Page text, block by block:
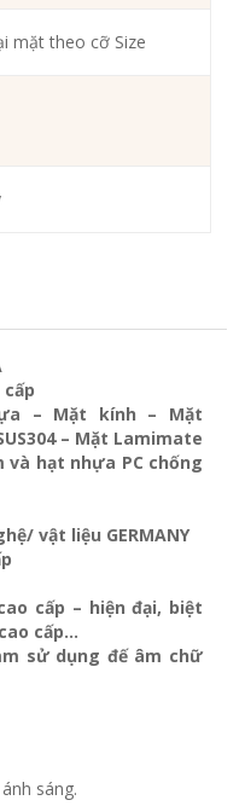
mặt theo cỡ Size
– Mặt kính – Mặt
– Mặt Lamimate
và hạt nhựa PC chống
vật liệu GERMANY
cấp – hiện đại, biệt
cấp…
sử dụng đế âm chữ
sáng.